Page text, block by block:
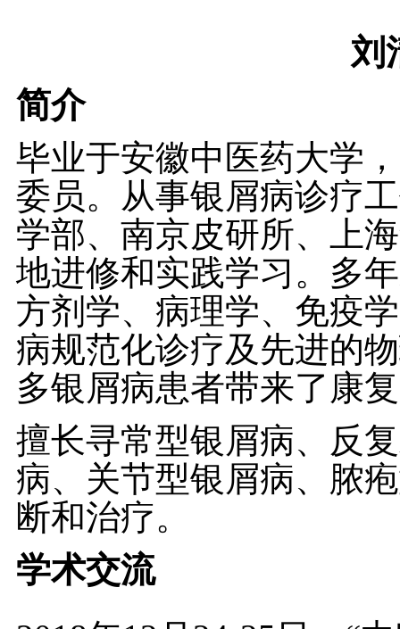
刘
简介
毕业于安徽中医药大学
委员。从事银屑病诊疗
学部、南京皮研所、上
地进修和实践学习。多
方剂学、病理学、免疫
病规范化诊疗及先进的
多银屑病患者带来了康
擅长寻常型银屑病、反
病、关节型银屑病、脓
断和治疗。
学术交流